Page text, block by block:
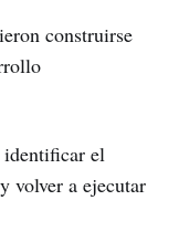
construirse
identificar el
volver a ejecutar